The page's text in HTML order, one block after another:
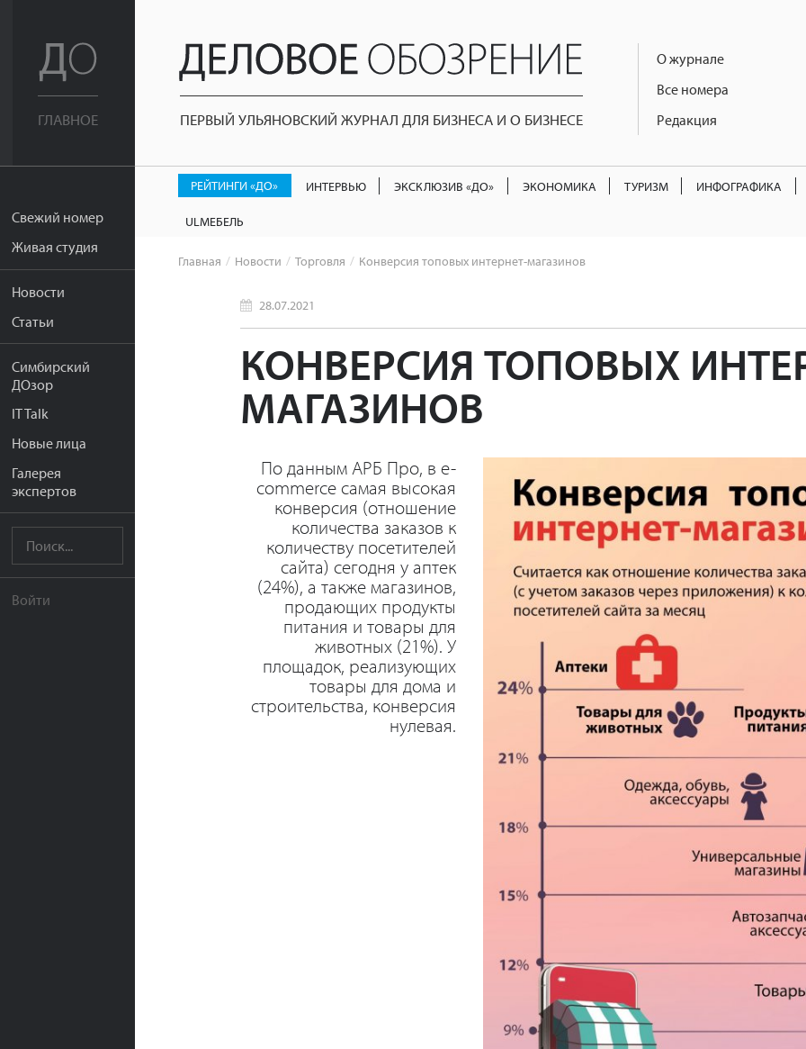
ГЛАВНОЕ
Свежий номер
Живая студия
Новости
Статьи
Симбирский
ДОзор
IT Talk
Новые лица
Галерея
экспертов
Войти
ПЕРВЫЙ УЛЬЯНОВСКИЙ ЖУРНАЛ ДЛЯ БИЗНЕСА И О БИЗНЕСЕ
О журнале
Все номера
Редакция
РЕЙТИНГИ «ДО» ИНТЕРВЬЮ ЭКСКЛЮЗИВ «ДО» ЭКОНОМИКА ТУРИЗМ ИНФОГРАФИКА
ULМЕБЕЛЬ
Главная Новости Торговля Конверсия топовых интернет-магазинов
28.07.2021
КОНВЕРСИЯ ТОПОВЫХ
МАГАЗИНОВ
По данным АРБ Про, в e-
commerce самая высокая
конверсия (отношение
количества заказов к
количеству посетителей
сайта) сегодня у аптек
(24%), а также магазинов,
продающих продукты
питания и товары для
животных (21%). У
площадок, реализующих
товары для дома и
строительства, конверсия
нулевая.